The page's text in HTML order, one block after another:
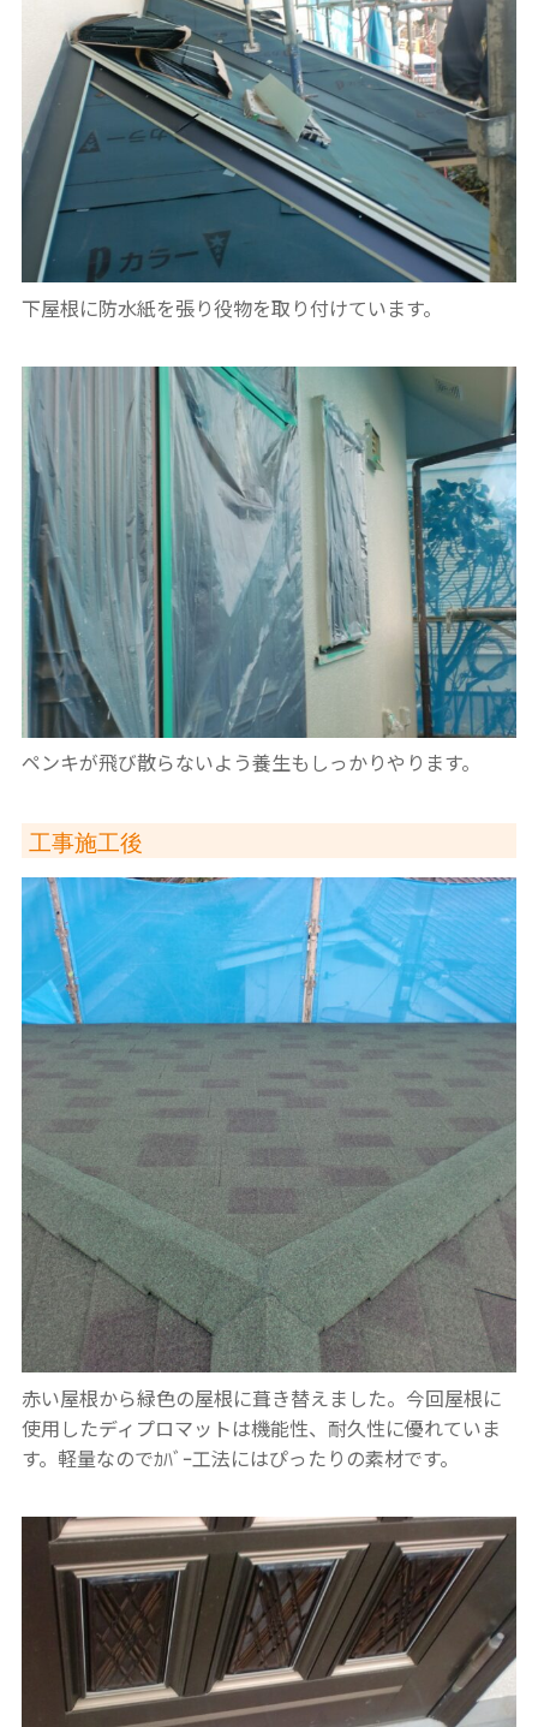
下屋根に防水紙を張り役物を取り付けています。
ペンキが飛び散らないよう養生もしっかりやります。
工事施工後
赤い屋根から緑色の屋根に葺き替えました。今回屋根に
使用したディプロマットは機能性、耐久性に優れていま
す。軽量なのでｶﾊﾞｰ工法にはぴったりの素材です。